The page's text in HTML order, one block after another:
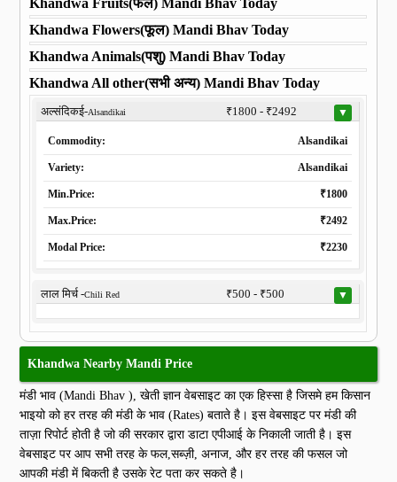
Khandwa Flowers(फूल) Mandi Bhav Today
Khandwa Animals(पशु) Mandi Bhav Today
Khandwa All other(सभी अन्य) Mandi Bhav Today
अल्संदिकई-Alsandikai ₹1800 - ₹2492 ▼
Commodity: Alsandikai
Variety: Alsandikai
Min.Price: ₹1800
Max.Price: ₹2492
Modal Price: ₹2230
लाल मिर्च -Chili Red ₹500 - ₹500 ▼
Khandwa Nearby Mandi Price
मंडी भाव (Mandi Bhav ), खेती ज्ञान वेबसाइट का एक हिस्सा है जिसमे हम किसान
भाइयो को हर तरह की मंडी के भाव (Rates) बताते है। इस वेबसाइट पर मंडी की
ताज़ा रिपोर्ट होती है जो की सरकार द्वारा डाटा एपीआई के निकाली जाती है। इस
वेबसाइट पर आप सभी तरह के फल,सब्ज़ी, अनाज, और हर तरह की फसल जो
आपकी मंडी में बिकती है उसके रेट पता कर सकते है।